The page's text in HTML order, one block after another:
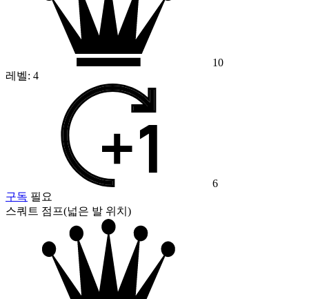
10
레벨: 4
6
구독 필요
스쿼트 점프(넓은 발 위치)